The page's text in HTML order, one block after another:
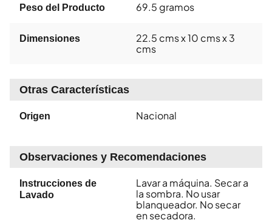
Peso del Producto 69.5 gramos
Dimensiones
22.5 cms x 10 cms x 3
cms
Otras Características
Origen Nacional
Observaciones y Recomendaciones
Instrucciones de
Lavado
Lavar a máquina. Secar a
la sombra. No usar
blanqueador. No secar
en secadora.